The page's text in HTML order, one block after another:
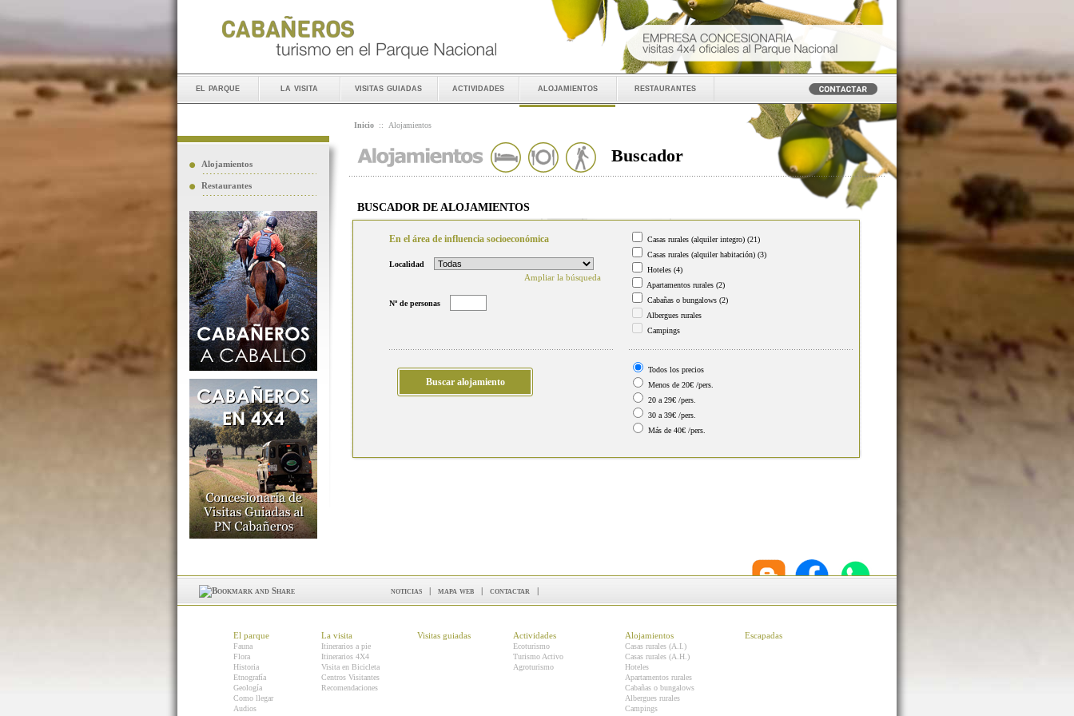
el parque la visita visitas guiadas actividades alojamientos restaurantes
Alojamientos
Restaurantes
Inicio :: Alojamientos
Buscador
BUSCADOR DE ALOJAMIENTOS
En el área de influencia socioeconómica
Localidad
Ampliar la búsqueda
Nº de personas
Casas rurales (alquiler integro) (21)
Casas rurales (alquiler habitación) (3)
Hoteles (4)
Apartamentos rurales (2)
Cabañas o bungalows (2)
Albergues rurales
Campings
Todos los precios
Menos de 20€ /pers.
20 a 29€ /pers.
30 a 39€ /pers.
Más de 40€ /pers.
noticias | mapa web | contactar |
El parque
Fauna
Flora
Historia
Etnografía
Geología
Como llegar
Audios
La visita
Itinerarios a pie
Itinerarios 4X4
Visita en Bicicleta
Centros Visitantes
Recomendaciones
Visitas guiadas Actividades
Ecoturismo
Turismo Activo
Agroturismo
Alojamientos
Casas rurales (A.I.)
Casas rurales (A.H.)
Hoteles
Apartamentos rurales
Cabañas o bungalows
Albergues rurales
Campings
Escapadas